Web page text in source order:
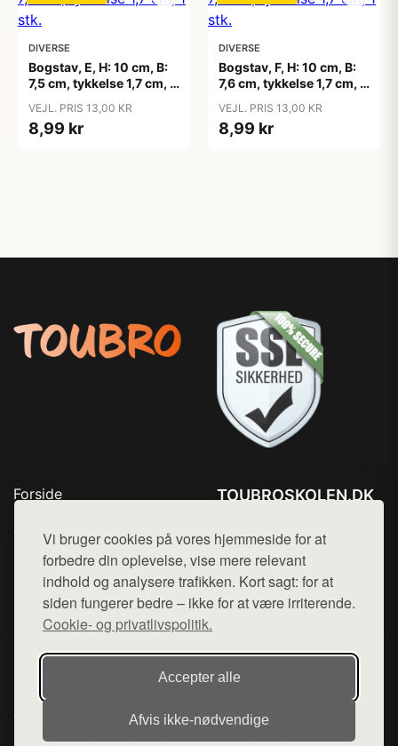
Vi bruger cookies på vores hjemmeside for at
forbedre din oplevelse, vise mere relevant
indhold og analysere trafikken. Kort sagt: for at
siden fungerer bedre – ikke for at være irriterende.
Cookie- og privatlivspolitik.
Accepter alle
Afvis ikke‑nødvendige
DIVERSE
Bogstav, E, H: 10 cm, B:
7,5 cm, tykkelse 1,7 cm, 1
VEJL. PRIS 13,00 KR
8,99 kr
DIVERSE
Bogstav, F, H: 10 cm, B:
7,6 cm, tykkelse 1,7 cm, 1
VEJL. PRIS 13,00 KR
8,99 kr
Forside
Top Rabatter
Blog
Kontakt
TOUBROSKOLEN.DK
Mail: hej@want.dk
Cookie- og privatlivspolitik
Denne side er en del af want.dk, der udgiver en række
hjemmesider med præsentation af forskellige produkter fra
diverse webshops. Der sælges ikke varer fra denne side - vi
henviser til de shops, som sælger varen. Vi har heller ikke